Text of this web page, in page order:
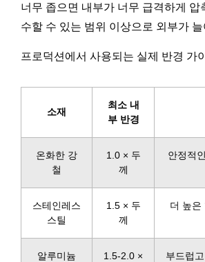
너무 좁으면 내부가 너무 급격하게 압
수할 수 있는 범위 이상으로 외부가
프로덕션에서 사용되는 실제 반경 가
소재
최소 내
부 반경
온화한 강
철
1.0 × 두
께
안정적
스테인레스
스틸
1.5 × 두
께
더 높은
알루미늄
1.5-2.0 ×
부드럽